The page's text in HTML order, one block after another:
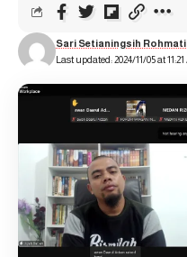
Last updated: 2024/11/05 at 11:21
Sari Setianingsih